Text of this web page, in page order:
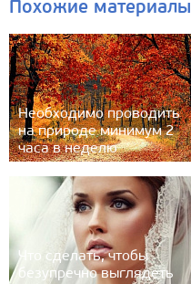
Похожие материалы
Необходимо проводить
на природе минимум 2
часа в неделю
Что сделать, чтобы
безупречно выглядеть